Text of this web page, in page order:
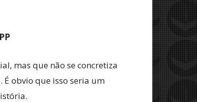
mas que não se concretiza
obvio que isso seria um